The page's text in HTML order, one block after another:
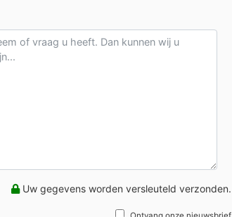
Uw gegevens worden versleuteld verzonden.